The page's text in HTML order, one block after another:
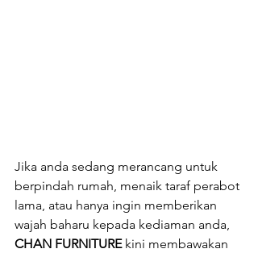
Jika anda sedang merancang untuk
berpindah rumah, menaik taraf perabot
lama, atau hanya ingin memberikan
wajah baharu kepada kediaman anda,
CHAN FURNITURE kini membawakan